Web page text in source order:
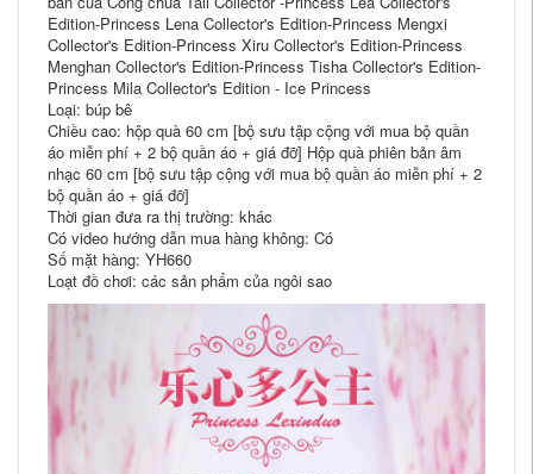
Edition-Princess Lena Collector's Edition-Princess Mengxi
Collector's Edition-Princess Xiru Collector's Edition-Princess
Menghan Collector's Edition-Princess Tisha Collector's Edition-
Princess Mila Collector's Edition - Ice Princess
Loại: búp bê
Chiều cao: hộp quà 60 cm [bộ sưu tập cộng với mua bộ quần
áo miễn phí + 2 bộ quần áo + giá đỡ] Hộp quà phiên bản âm
nhạc 60 cm [bộ sưu tập cộng với mua bộ quần áo miễn phí + 2
bộ quần áo + giá đỡ]
Thời gian đưa ra thị trường: khác
Có video hướng dẫn mua hàng không: Có
Số mặt hàng: YH660
Loạt đồ chơi: các sản phẩm của ngôi sao